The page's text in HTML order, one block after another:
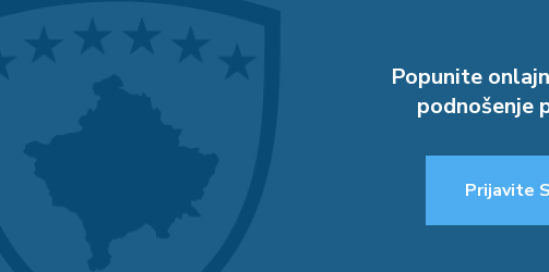
Popunite
podnošenje
Prijavite